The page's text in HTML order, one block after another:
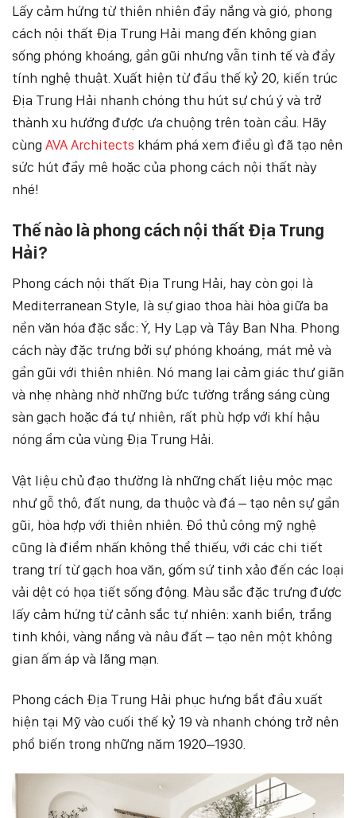
Lấy cảm hứng từ thiên nhiên đầy nắng và gió, phong
cách nội thất Địa Trung Hải mang đến không gian
sống phóng khoáng, gần gũi nhưng vẫn tinh tế và đầy
tính nghệ thuật. Xuất hiện từ đầu thế kỷ 20, kiến trúc
Địa Trung Hải nhanh chóng thu hút sự chú ý và trở
thành xu hướng được ưa chuộng trên toàn cầu. Hãy
cùng AVA Architects khám phá xem điều gì đã tạo nên
sức hút đầy mê hoặc của phong cách nội thất này
nhé!
Thế nào là phong cách nội thất Địa Trung
Hải?
Phong cách nội thất Địa Trung Hải, hay còn gọi là
Mediterranean Style, là sự giao thoa hài hòa giữa ba
nền văn hóa đặc sắc: Ý, Hy Lạp và Tây Ban Nha. Phong
cách này đặc trưng bởi sự phóng khoáng, mát mẻ và
gần gũi với thiên nhiên. Nó mang lại cảm giác thư giãn
và nhẹ nhàng nhờ những bức tường trắng sáng cùng
sàn gạch hoặc đá tự nhiên, rất phù hợp với khí hậu
nóng ẩm của vùng Địa Trung Hải.
Vật liệu chủ đạo thường là những chất liệu mộc mạc
như gỗ thô, đất nung, da thuộc và đá – tạo nên sự gần
gũi, hòa hợp với thiên nhiên. Đồ thủ công mỹ nghệ
cũng là điểm nhấn không thể thiếu, với các chi tiết
trang trí từ gạch hoa văn, gốm sứ tinh xảo đến các loại
vải dệt có họa tiết sống động. Màu sắc đặc trưng được
lấy cảm hứng từ cảnh sắc tự nhiên: xanh biển, trắng
tinh khôi, vàng nắng và nâu đất – tạo nên một không
gian ấm áp và lãng mạn.
Phong cách Địa Trung Hải phục hưng bắt đầu xuất
hiện tại Mỹ vào cuối thế kỷ 19 và nhanh chóng trở nên
phổ biến trong những năm 1920–1930.